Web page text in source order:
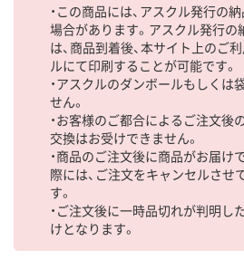
・この商品には、アスクル発行の
場合があります。アスクル発行
は、商品到着後、本サイト上のご
ルにて印刷することが可能です。
・アスクルのダンボールもしくは
せん。
・お客様のご都合によるご注文後
交換はお受けできません。
・商品のご注文後に商品がお届け
際には、ご注文をキャンセルさせ
す。
・ご注文後に一時品切れが判明し
けとなります。